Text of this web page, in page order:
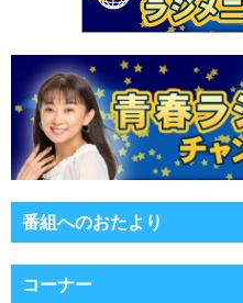
番組へのおたより
コーナー